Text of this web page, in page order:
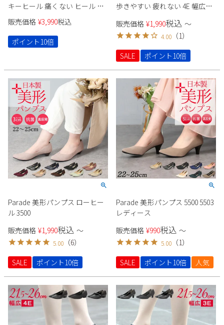
キーヒール 痛くない ヒール ブ
ラック 5センチ スムース ヌバッ
ク レザー調 太ヒール スクエア
トゥ 極ふわっ 21115 Parade 靴
販売価格 ¥3,990税込
ポイント10倍
歩きやすい 疲れない 4E 幅広
反発 痛くなりにくい 走れる
Parade 美形パンプス 4500
販売価格 ¥1,990税込 〜
4.00 （1）
SALE
ポイント10倍
Parade 美形パンプス ローヒー
ル 3500
販売価格 ¥1,990税込 〜
5.00 （6）
SALE
ポイント10倍
Parade 美形パンプス 5500 5503
レディース
販売価格 ¥990税込 〜
5.00 （1）
SALE
ポイント10倍 人気